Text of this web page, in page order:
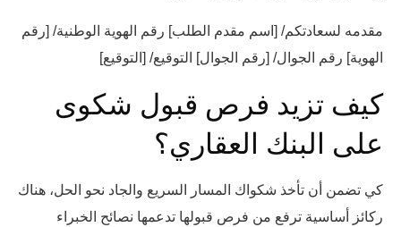
مقدمه لسعادتكم/ [اسم مقدم الطلب] رقم الهوية الوطنية/ [رقم
الهوية] رقم الجوال/ [رقم الجوال] التوقيع/ [التوقيع]
كيف تزيد فرص قبول شكوى
على البنك العقاري؟
كي تضمن أن تأخذ شكواك المسار السريع والجاد نحو الحل، هناك
ركائز أساسية ترفع من فرص قبولها تدعمها نصائح الخبراء